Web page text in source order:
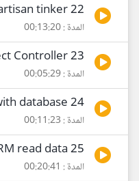
22 Laravel artisan tinker
المدة : 00:13:20
23 Laravel create project Controller
المدة : 00:05:29
24 Laravel connect with database
المدة : 00:11:23
25 Laravel Eloquent ORM read data
المدة : 00:20:41